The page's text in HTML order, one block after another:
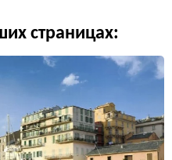
страницах: